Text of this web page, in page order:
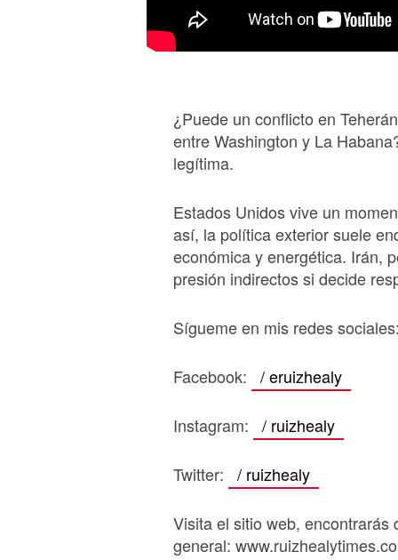
¿Puede un conflicto en
entre Washington y La
legítima.
Estados Unidos vive un
así, la política exterior suele
económica y energética. Irán,
presión indirectos si decide
Sígueme en mis redes
Facebook: / eruizhealy
Instagram: / ruizhealy
Twitter: / ruizhealy
Visita el sitio web,
general: